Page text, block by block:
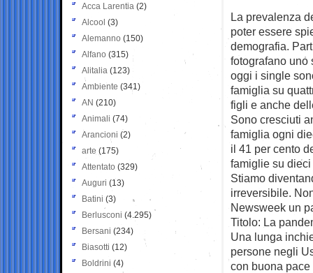
La prevalenza
poter essere
demografia.
fotografano uno
oggi i single
famiglia su
figli e anche
Sono cresciuti
famiglia ogni
il 41 per cento
famiglie su
Stiamo
irreversibile.
Newsweek un
Titolo: La
Una lunga
persone negli
con buona
Acca Larentia (2)
Alcool (3)
Alemanno (150)
Alfano (315)
Alitalia (123)
Ambiente (341)
AN (210)
Animali (74)
Arancioni (2)
arte (175)
Attentato (329)
Auguri (13)
Batini (3)
Berlusconi (4.295)
Bersani (234)
Biasotti (12)
Boldrini (4)